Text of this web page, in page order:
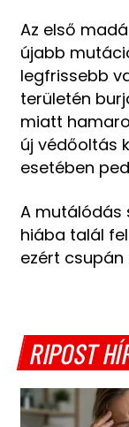
Az első
újabb
legfrissebb
területén
miatt
új védőoltás
esetében
A mutálódás
hiába talál
ezért
RIPOST